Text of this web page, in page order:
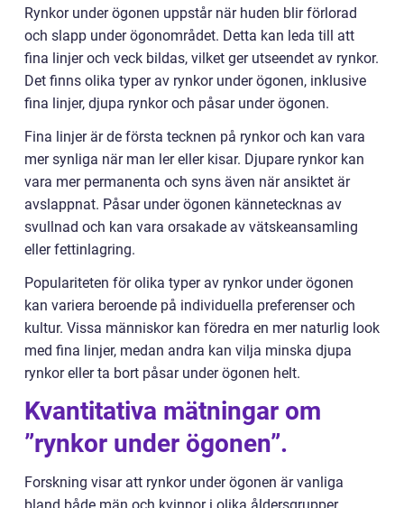
Rynkor under ögonen uppstår när huden blir förlorad
och slapp under ögonområdet. Detta kan leda till att
fina linjer och veck bildas, vilket ger utseendet av rynkor.
Det finns olika typer av rynkor under ögonen, inklusive
fina linjer, djupa rynkor och påsar under ögonen.
Fina linjer är de första tecknen på rynkor och kan vara
mer synliga när man ler eller kisar. Djupare rynkor kan
vara mer permanenta och syns även när ansiktet är
avslappnat. Påsar under ögonen kännetecknas av
svullnad och kan vara orsakade av vätskeansamling
eller fettinlagring.
Populariteten för olika typer av rynkor under ögonen
kan variera beroende på individuella preferenser och
kultur. Vissa människor kan föredra en mer naturlig look
med fina linjer, medan andra kan vilja minska djupa
rynkor eller ta bort påsar under ögonen helt.
Kvantitativa mätningar om
”rynkor under ögonen”.
Forskning visar att rynkor under ögonen är vanliga